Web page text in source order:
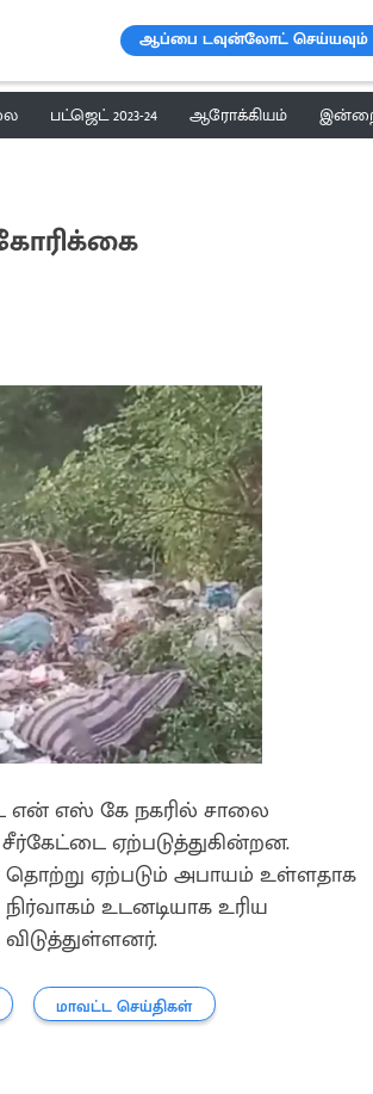
ஆப்பை டவுன்லோட் செய்யவும்
பட்ஜெட் 2023-24 ஆரோக்கியம்
என் எஸ் கே நகரில் சாலை
ஏற்படுத்துகின்றன.
தொற்று ஏற்படும் அபாயம் உள்ளதாக
உடனடியாக உரிய
மாவட்ட செய்திகள்